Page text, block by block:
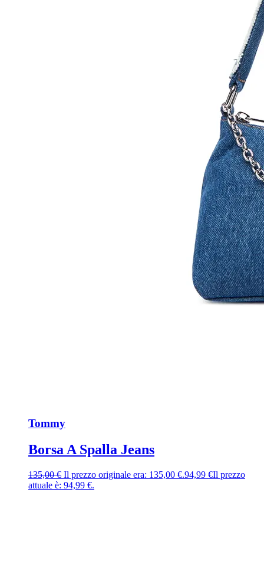
Tommy
Borsa A Spalla Jeans
135,00€ Il prezzo originale era: 135,00 €.94,99 €Il prezzo
attuale è: 94,99 €.